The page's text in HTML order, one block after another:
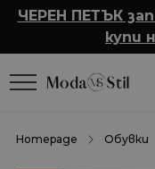
ЧЕРЕН ПЕТЪК
купи
Homepage Обувки